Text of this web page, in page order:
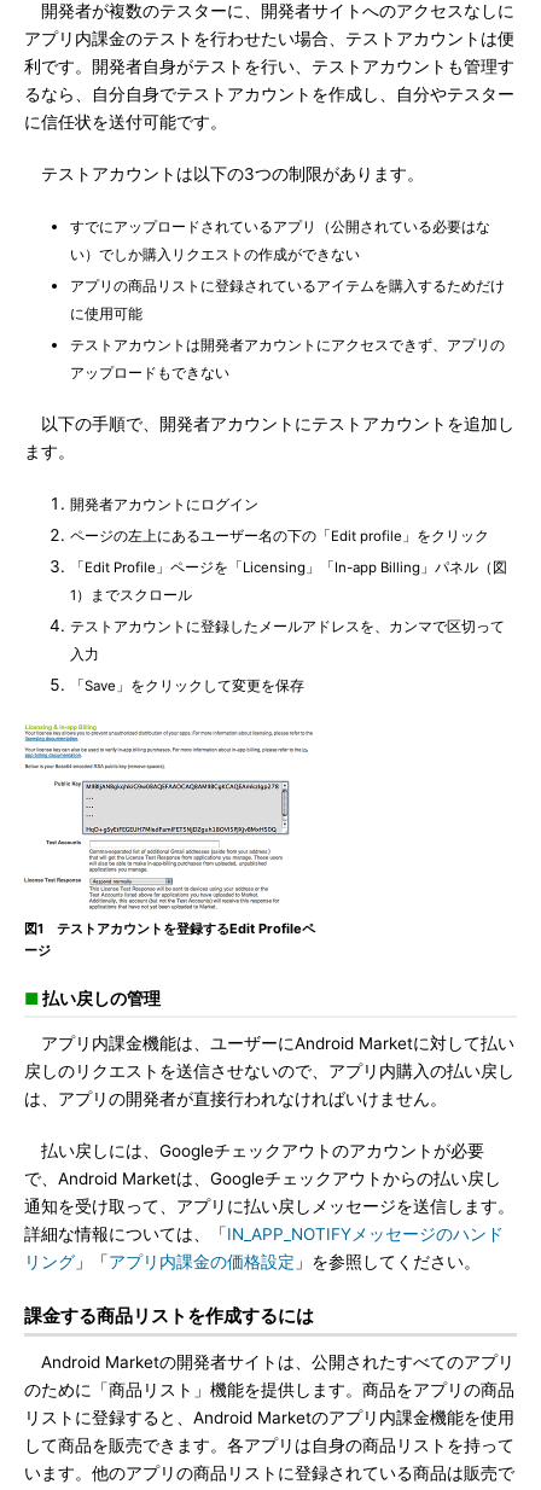
開発者が複数のテスターに、開発者サイトへのアクセスなしに
アプリ内課金のテストを行わせたい場合、テストアカウントは便
利です。開発者自身がテストを行い、テストアカウントも管理す
るなら、自分自身でテストアカウントを作成し、自分やテスター
に信任状を送付可能です。
テストアカウントは以下の3つの制限があります。
すでにアップロードされているアプリ（公開されている必要はな
い）でしか購入リクエストの作成ができない
アプリの商品リストに登録されているアイテムを購入するためだけ
に使用可能
テストアカウントは開発者アカウントにアクセスできず、アプリの
アップロードもできない
以下の手順で、開発者アカウントにテストアカウントを追加し
ます。
開発者アカウントにログイン
ページの左上にあるユーザー名の下の「Edit profile」をクリック
「Edit Profile」ページを「Licensing」「In-app Billing」パネル（図
1）までスクロール
テストアカウントに登録したメールアドレスを、カンマで区切って
入力
「Save」をクリックして変更を保存
図1 テストアカウントを登録するEdit Profileペ
ージ
■払い戻しの管理
アプリ内課金機能は、ユーザーにAndroid Marketに対して払い
戻しのリクエストを送信させないので、アプリ内購入の払い戻し
は、アプリの開発者が直接行われなければいけません。
払い戻しには、Googleチェックアウトのアカウントが必要
で、Android Marketは、Googleチェックアウトからの払い戻し
通知を受け取って、アプリに払い戻しメッセージを送信します。
詳細な情報については、「IN_APP_NOTIFYメッセージのハンド
リング 」「アプリ内課金の価格設定 」を参照してください。
課金する商品リストを作成するには
Android Marketの開発者サイトは、公開されたすべてのアプリ
のために「商品リスト」機能を提供します。商品をアプリの商品
リストに登録すると、Android Marketのアプリ内課金機能を使用
して商品を販売できます。各アプリは自身の商品リストを持って
います。他のアプリの商品リストに登録されている商品は販売で